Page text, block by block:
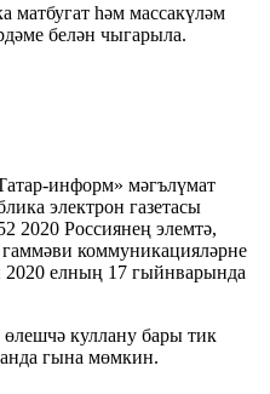
матбугат һәм массакүләм
белән чыгарыла.
информ» мәгълүмат
электрон газетасы
2020 Россиянең элемтә,
коммуникацияләрне
2020 елның 17 гыйнварында
куллану бары тик
гына мөмкин.